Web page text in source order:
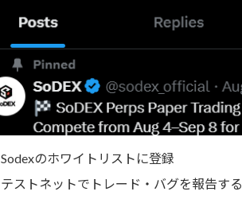
Sodexのホワイトリストに登録
テストネットでトレード・バグを報告する